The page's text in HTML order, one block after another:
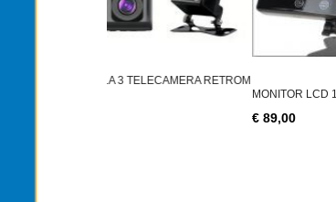
RETROM
MONITOR LCD 10" MANOVRE TRATTORI VE